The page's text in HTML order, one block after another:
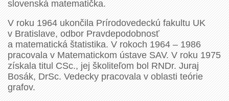
slovenská matematička.
V roku 1964 ukončila Prírodovedeckú fakultu UK
v Bratislave, odbor Pravdepodobnosť
a matematická štatistika. V rokoch 1964 – 1986
pracovala v Matematickom ústave SAV. V roku 1975
získala titul CSc., jej školiteľom bol RNDr. Juraj
Bosák, DrSc. Vedecky pracovala v oblasti teórie
grafov.